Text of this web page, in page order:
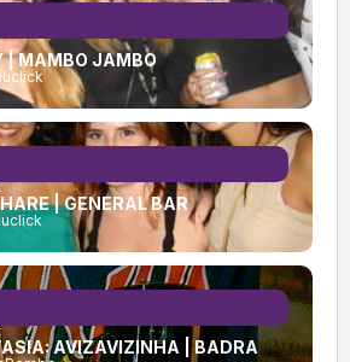
| MAMBO JAMBO
| GENERAL BAR
AVIZAVIZINHA | BADRA